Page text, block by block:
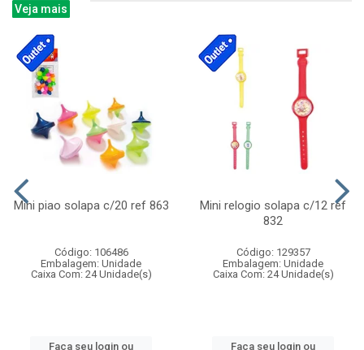
Veja mais
Mini piao solapa c/20 ref 863
Código: 106486
Embalagem: Unidade
Caixa Com: 24 Unidade(s)
Faça seu login ou
Mini relogio solapa c/12 ref
832
Código: 129357
Embalagem: Unidade
Caixa Com: 24 Unidade(s)
Faça seu login ou